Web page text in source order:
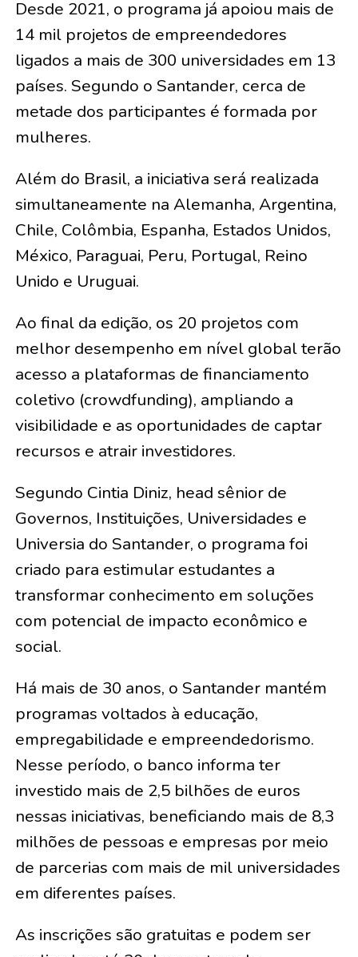
Desde 2021, o programa já apoiou mais de
14 mil projetos de empreendedores
ligados a mais de 300 universidades em 13
países. Segundo o Santander, cerca de
metade dos participantes é formada por
mulheres.
Além do Brasil, a iniciativa será realizada
simultaneamente na Alemanha, Argentina,
Chile, Colômbia, Espanha, Estados Unidos,
México, Paraguai, Peru, Portugal, Reino
Unido e Uruguai.
Ao final da edição, os 20 projetos com
melhor desempenho em nível global terão
acesso a plataformas de financiamento
coletivo (crowdfunding), ampliando a
visibilidade e as oportunidades de captar
recursos e atrair investidores.
Segundo Cintia Diniz, head sênior de
Governos, Instituições, Universidades e
Universia do Santander, o programa foi
criado para estimular estudantes a
transformar conhecimento em soluções
com potencial de impacto econômico e
social.
Há mais de 30 anos, o Santander mantém
programas voltados à educação,
empregabilidade e empreendedorismo.
Nesse período, o banco informa ter
investido mais de 2,5 bilhões de euros
nessas iniciativas, beneficiando mais de 8,3
milhões de pessoas e empresas por meio
de parcerias com mais de mil universidades
em diferentes países.
As inscrições são gratuitas e podem ser